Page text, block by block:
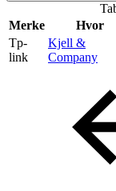
Inspirasjon
Åpningstider
Merke
Hvor
Tp-
link
Kjell &
Company